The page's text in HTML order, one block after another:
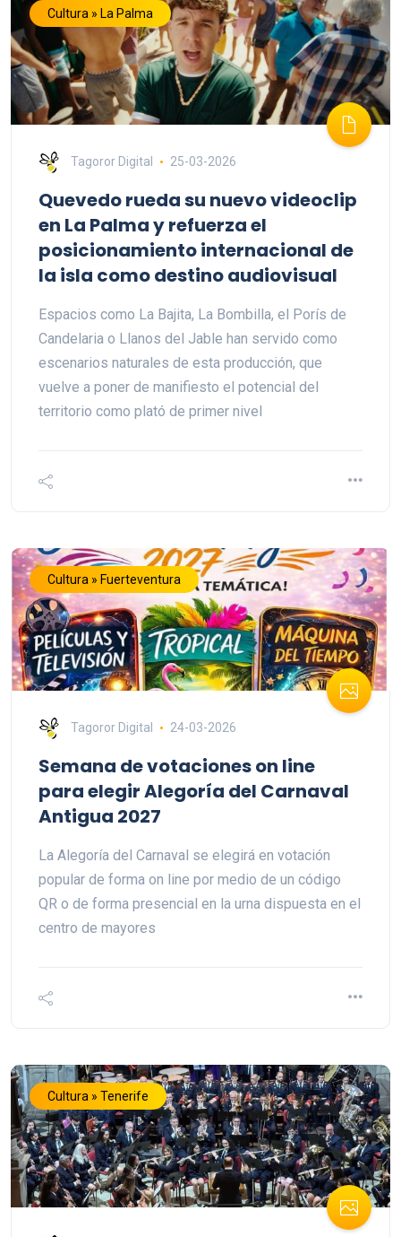
Cultura » La Palma
Tagoror Digital 25-03-2026
Quevedo rueda su nuevo videoclip
en La Palma y refuerza el
posicionamiento internacional de
la isla como destino audiovisual
Espacios como La Bajita, La Bombilla, el Porís de
Candelaria o Llanos del Jable han servido como
escenarios naturales de esta producción, que
vuelve a poner de manifiesto el potencial del
territorio como plató de primer nivel
Cultura » Fuerteventura
Tagoror Digital 24-03-2026
Semana de votaciones on line
para elegir Alegoría del Carnaval
Antigua 2027
La Alegoría del Carnaval se elegirá en votación
popular de forma on line por medio de un código
QR o de forma presencial en la urna dispuesta en el
centro de mayores
Cultura » Tenerife